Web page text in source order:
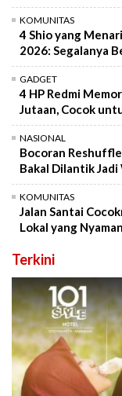
KOMUNITAS
4 Shio yang
2026: Segalanya
GADGET
4 HP Redmi
Jutaan, Cocok
NASIONAL
Bocoran
Bakal Dilantik Jadi
KOMUNITAS
Jalan Santai
Lokal yang
Terkini